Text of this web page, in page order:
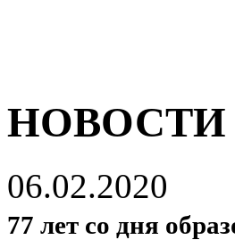
НОВОСТИ
06.02.2020
77 лет со дня